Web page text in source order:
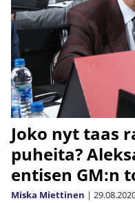
Joko nyt taas
puheita?
entisen GM:n
Miska Miettinen |